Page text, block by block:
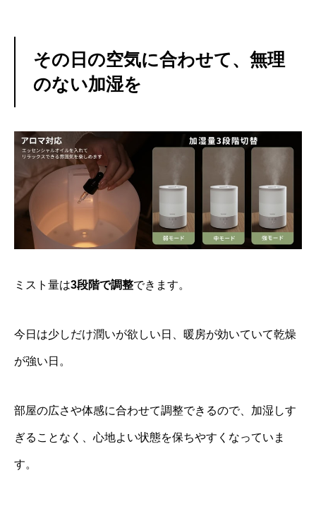
その日の空気に合わせて、無理
のない加湿を
ミスト量は3段階で調整できます。
今日は少しだけ潤いが欲しい日、暖房が効いていて乾燥
が強い日。
部屋の広さや体感に合わせて調整できるので、加湿しす
ぎることなく、心地よい状態を保ちやすくなっていま
す。